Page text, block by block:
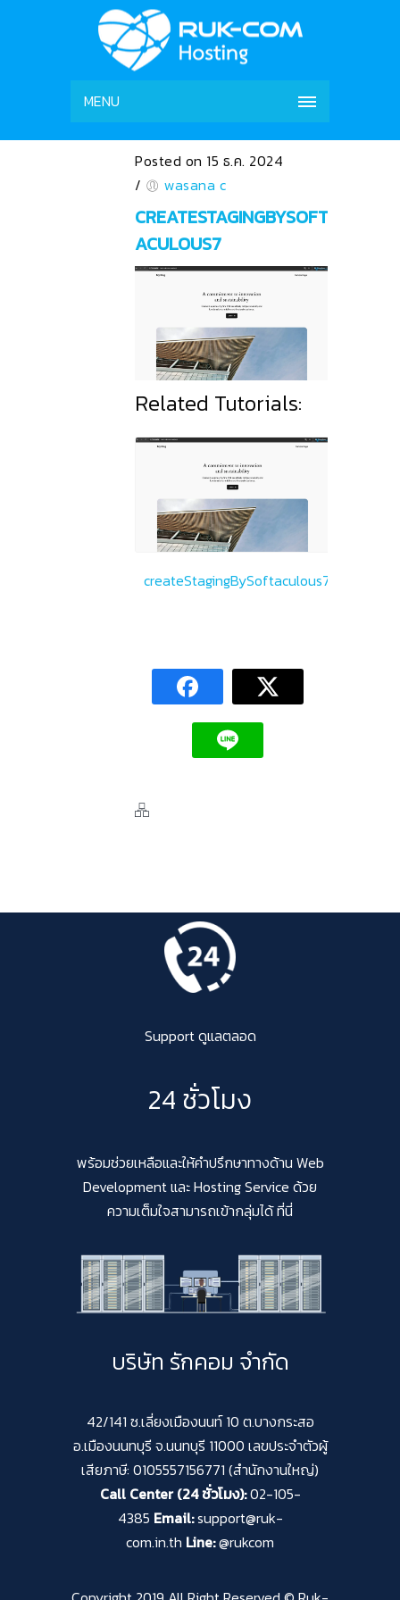
MENU
Posted on 15 ธ.ค. 2024
/
wasana c
CREATESTAGINGBYSOFT
ACULOUS7
Related Tutorials:
createStagingBySoftaculous7
Support ดูแลตลอด
24 ชั่วโมง
พร้อมช่วยเหลือและให้คำปรึกษาทางด้าน Web
Development และ Hosting Service ด้วย
ความเต็มใจสามารถเข้ากลุ่มได้ ที่นี่
บริษัท รักคอม จำกัด
42/141 ซ.เลี่ยงเมืองนนท์ 10 ต.บางกระสอ
อ.เมืองนนทบุรี จ.นนทบุรี 11000 เลขประจำตัวผู้
เสียภาษี: 0105557156771 (สำนักงานใหญ่)
Call Center (24 ชั่วโมง):02-105-
4385 Email:support@ruk-
com.in.th Line:@rukcom